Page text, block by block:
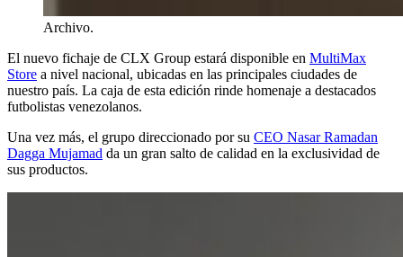
Archivo.
El nuevo fichaje de CLX Group estará disponible en MultiMax
Store a nivel nacional, ubicadas en las principales ciudades de
nuestro país. La caja de esta edición rinde homenaje a destacados
futbolistas venezolanos.
Una vez más, el grupo direccionado por su CEO Nasar Ramadan
Dagga Mujamad da un gran salto de calidad en la exclusividad de
sus productos.